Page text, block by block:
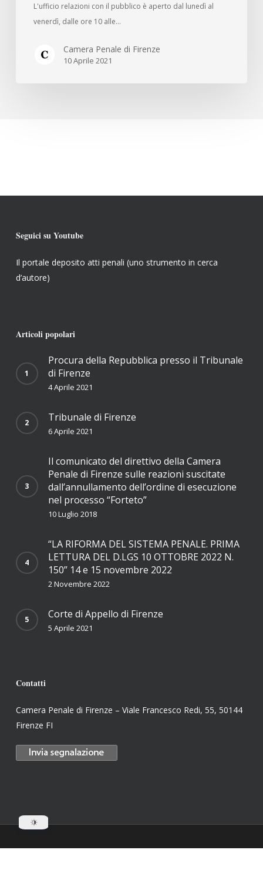
L'ufficio relazioni con il pubblico è aperto dal lunedì al
venerdì, dalle ore 10 alle…
Camera Penale di Firenze
10 Aprile 2021
Seguici su Youtube
Il portale deposito atti penali (uno strumento in cerca
d’autore)
Articoli popolari
Procura della Repubblica presso il Tribunale
di Firenze
4 Aprile 2021
Tribunale di Firenze
6 Aprile 2021
Il comunicato del direttivo della Camera
Penale di Firenze sulle reazioni suscitate
dall’annullamento dell’ordine di esecuzione
nel processo “Forteto”
10 Luglio 2018
“LA RIFORMA DEL SISTEMA PENALE. PRIMA
LETTURA DEL D.LGS 10 OTTOBRE 2022 N.
150” 14 e 15 novembre 2022
2 Novembre 2022
Corte di Appello di Firenze
5 Aprile 2021
Contatti
Camera Penale di Firenze – Viale Francesco Redi, 55, 50144
Firenze FI